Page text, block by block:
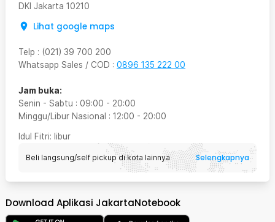
DKI Jakarta 10210
Lihat google maps
Telp : (021) 39 700 200
Whatsapp Sales / COD : 0896 135 222 00
Jam buka:
Senin - Sabtu : 09:00 - 20:00
Minggu/Libur Nasional : 12:00 - 20:00
Idul Fitri: libur
Beli langsung/self pickup di kota lainnya Selengkapnya
Download Aplikasi JakartaNotebook